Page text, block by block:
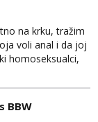
na krku, tražim
voli anal i da joj
homoseksualci,
zanimate me. Bilo
ili
bonovi) ne
porukom na
BBW